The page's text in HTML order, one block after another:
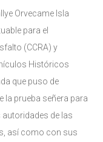
Orvecame Isla
para el
(CCRA) y
Históricos
que puso de
la prueba señera para
autoridades de las
así como con sus